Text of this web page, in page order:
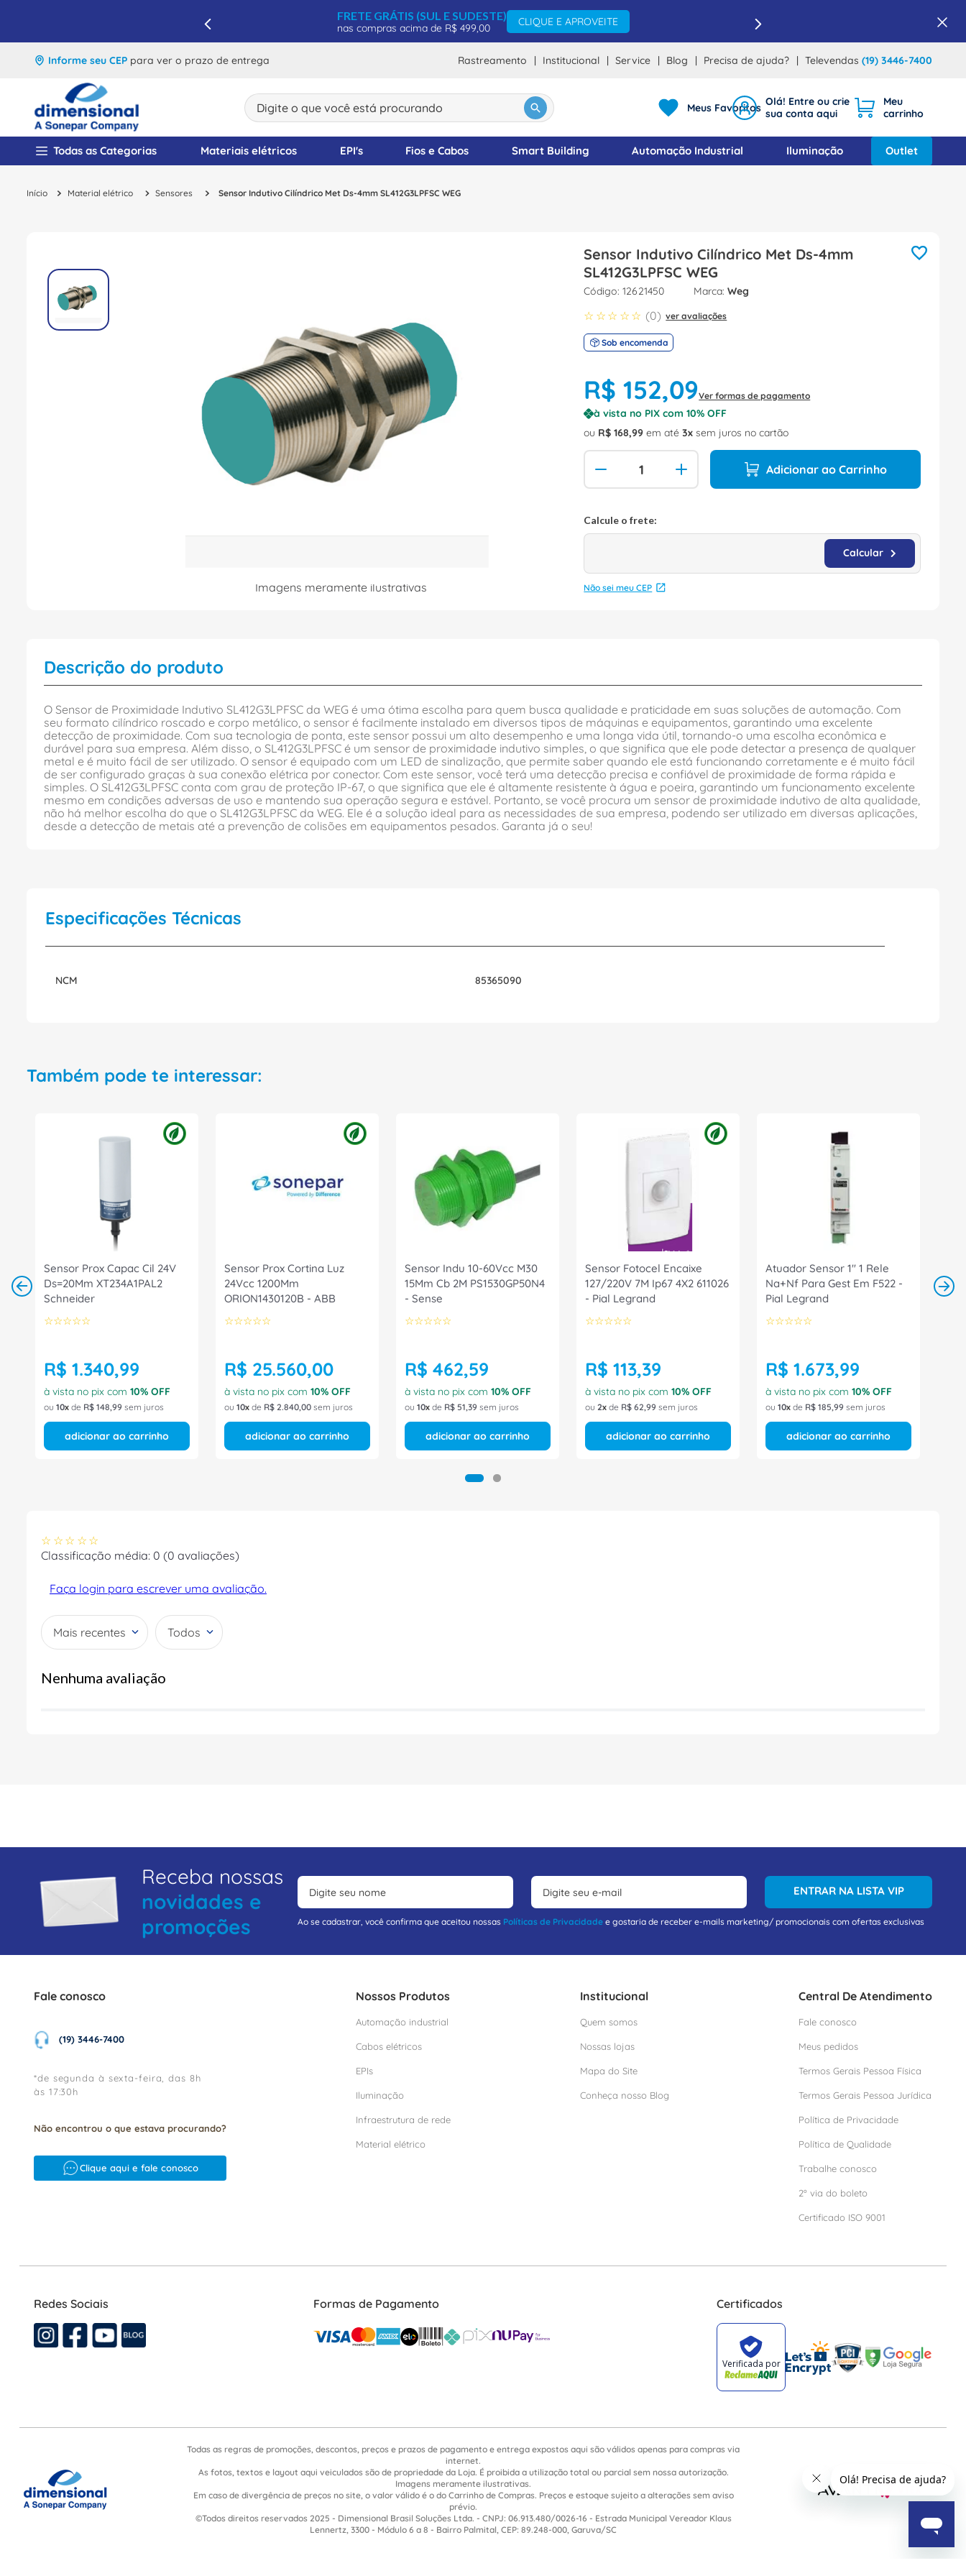
FRETE GRÁTIS (SUL E SUDESTE)
nas compras acima de R$ 499,00
CLIQUE E APROVEITE
Informe seu CEP para ver o prazo de entrega Rastreamento Institucional Service Blog Precisa de ajuda? Televendas (19) 3446-7400
Digite o que você está procurando
Meus Favoritos
Todas as Categorias Materiais elétricos EPI's Fios e Cabos Smart Building Automação Industrial Iluminação Outlet
Material elétrico Sensores Sensor Indutivo Cilíndrico Met Ds-4mm SL412G3LPFSC WEG
Imagens meramente ilustrativas
Sensor Indutivo Cilíndrico Met Ds-4mm
SL412G3LPFSC WEG
: 12621450 Weg
☆ ☆ ☆ ☆ ☆ (0) ver avaliações
Sob encomenda
R$ 152,09Ver formas de pagamento
à vista no PIX com10% OFF
ou R$ 168,99 em até3 sem juros no cartão
Adicionar ao Carrinho
Não sei meu CEP
Descrição do produto
O Sensor de Proximidade Indutivo SL412G3LPFSC da WEG é uma ótima escolha para quem busca qualidade e praticidade em suas soluções de automação. Com
seu formato cilíndrico roscado e corpo metálico, o sensor é facilmente instalado em diversos tipos de máquinas e equipamentos, garantindo uma excelente
detecção de proximidade. Com sua tecnologia de ponta, este sensor possui um alto desempenho e uma longa vida útil, tornando-o uma escolha econômica e
durável para sua empresa. Além disso, o SL412G3LPFSC é um sensor de proximidade indutivo simples, o que significa que ele pode detectar a presença de qualquer
metal e é muito fácil de ser utilizado. O sensor é equipado com um LED de sinalização, que permite saber quando ele está funcionando corretamente e é muito fácil
de ser configurado graças à sua conexão elétrica por conector. Com este sensor, você terá uma detecção precisa e confiável de proximidade de forma rápida e
simples. O SL412G3LPFSC conta com grau de proteção IP-67, o que significa que ele é altamente resistente à água e poeira, garantindo um funcionamento excelente
mesmo em condições adversas de uso e mantendo sua operação segura e estável. Portanto, se você procura um sensor de proximidade indutivo de alta qualidade,
não há melhor escolha do que o SL412G3LPFSC da WEG. Ele é a solução ideal para as necessidades de sua empresa, podendo ser utilizado em diversas aplicações,
desde a detecção de metais até a prevenção de colisões em equipamentos pesados. Garanta já o seu!
Especificações Técnicas
NCM 85365090
Também pode te interessar:
Sensor Prox Capac Cil 24V
Ds=20Mm XT234A1PAL2
Schneider
☆☆☆☆☆
R$ 1.340,99
à vista no pix com 10% OFF
ou 10 de R$ 148,99 sem juros
adicionar ao carrinho
Sensor Prox Cortina Luz
24Vcc 1200Mm
ORION1430120B - ABB
☆☆☆☆☆
R$ 25.560,00
à vista no pix com 10% OFF
ou 10 de R$ 2.840,00 sem juros
adicionar ao carrinho
Sensor Indu 10-60Vcc M30
15Mm Cb 2M PS1530GP50N4
- Sense
☆☆☆☆☆
R$ 462,59
à vista no pix com 10% OFF
ou 10 de R$ 51,39 sem juros
adicionar ao carrinho
Sensor Fotocel Encaixe
127/220V 7M Ip67 4X2 611026
- Pial Legrand
☆☆☆☆☆
R$ 113,39
à vista no pix com 10% OFF
ou 2 de R$ 62,99 sem juros
adicionar ao carrinho
Atuador Sensor 1" 1 Rele
Na+Nf Para Gest Em F522 -
Pial Legrand
☆☆☆☆☆
R$ 1.673,99
à vista no pix com 10% OFF
ou 10 de R$ 185,99 sem juros
adicionar ao carrinho
☆ ☆ ☆ ☆ ☆
Classificação média: 0 (0 avaliações)
Faça login para escrever uma avaliação.
Mais recentes Todos
Nenhuma avaliação
Receba nossas
novidades e
promoções
ENTRAR NA LISTA VIP
Ao se cadastrar, você confirma que aceitou nossas Políticas de Privacidade e gostaria de receber e-mails marketing/ promocionais com ofertas exclusivas
Fale conosco
(19) 3446-7400
*de segunda à sexta-feira, das 8h
às 17:30h
Não encontrou o que estava procurando?
Clique aqui e fale conosco
Nossos Produtos
Automação industrial
Cabos elétricos
EPIs
Iluminação
Infraestrutura de rede
Material elétrico
Institucional
Quem somos
Nossas lojas
Mapa do Site
Conheça nosso Blog
Central De Atendimento
Fale conosco
Meus pedidos
Termos Gerais Pessoa Física
Termos Gerais Pessoa Jurídica
Política de Privacidade
Política de Qualidade
Trabalhe conosco
2º via do boleto
Certificado ISO 9001
Redes Sociais Formas de Pagamento Certificados
Todas as regras de promoções, descontos, preços e prazos de pagamento e entrega expostos aqui são válidos apenas para compras via
internet.
As fotos, textos e layout aqui veiculados são de propriedade da Loja. É proibida a utilização total ou parcial sem nossa autorização.
Imagens meramente ilustrativas.
Em caso de divergência de preços no site, o valor válido é o do Carrinho de Compras. Preços e estoque sujeito a alterações sem aviso
prévio.
©Todos direitos reservados 2025 - Dimensional Brasil Soluções Ltda. - CNPJ: 06.913.480/0026-16 - Estrada Municipal Vereador Klaus
Lennertz, 3300 - Módulo 6 a 8 - Bairro Palmital, CEP: 89.248-000, Garuva/SC
1º disjuntor
2º cabo flexivel
fita isolante
caixa passagem
disjuntor motor